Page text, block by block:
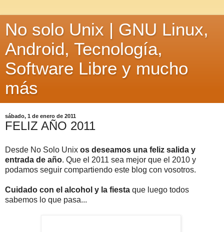
No solo Unix | GNU Linux,
Android, Tecnología,
Software Libre y mucho
más
sábado, 1 de enero de 2011
FELIZ AÑO 2011
Desde No Solo Unix os deseamos una feliz salida y
entrada de año. Que el 2011 sea mejor que el 2010 y
podamos seguir compartiendo este blog con vosotros.
Cuidado con el alcohol y la fiesta que luego todos
sabemos lo que pasa...